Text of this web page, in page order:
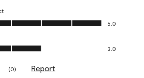
5.0 out of 5
5.0
out of 5
3.0
(0) Report